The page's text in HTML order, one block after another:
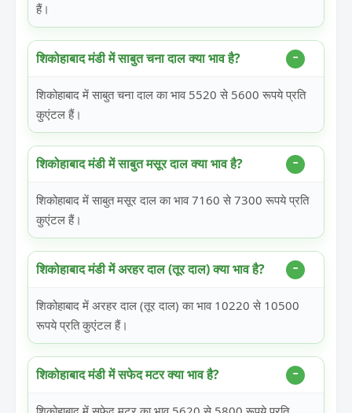
हैं।
शिकोहाबाद मंडी में साबुत चना दाल क्या भाव है?
शिकोहाबाद में साबुत चना दाल का भाव 5520 से 5600 रूपये प्रति
कुएंटल हैं।
शिकोहाबाद मंडी में साबुत मसूर दाल क्या भाव है?
शिकोहाबाद में साबुत मसूर दाल का भाव 7160 से 7300 रूपये प्रति
कुएंटल हैं।
शिकोहाबाद मंडी में अरहर दाल (तूर दाल) क्या भाव है?
शिकोहाबाद में अरहर दाल (तूर दाल) का भाव 10220 से 10500
रूपये प्रति कुएंटल हैं।
शिकोहाबाद मंडी में सफेद मटर क्या भाव है?